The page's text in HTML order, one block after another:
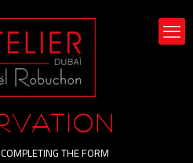
THE FORM